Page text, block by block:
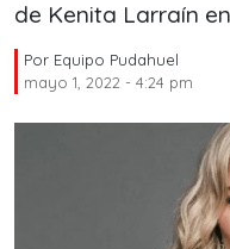
de Kenita Larraín
Por Equipo Pudahuel
mayo 1, 2022 - 4:24 pm